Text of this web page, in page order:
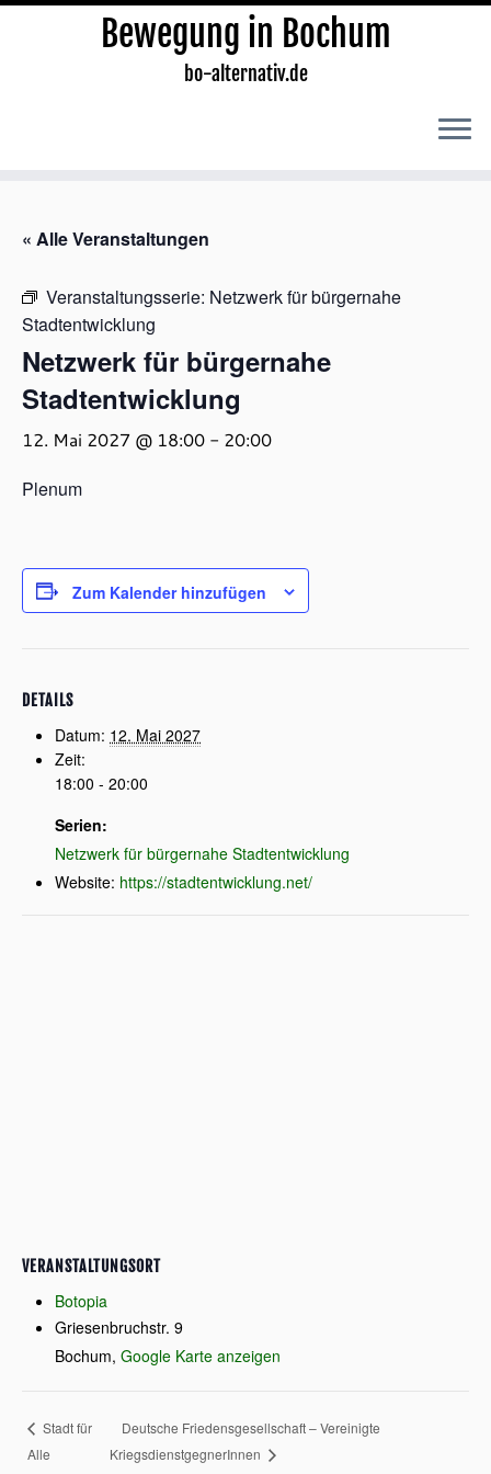
springen
Bewegung in Bochum
bo-alternativ.de
« Alle Veranstaltungen
Veranstaltungsserie: Netzwerk für bürgernahe
Stadtentwicklung
Netzwerk für bürgernahe
Stadtentwicklung
12. Mai 2027 @ 18:00 - 20:00
Plenum
Zum Kalender hinzufügen
DETAILS
Datum: 12. Mai 2027
Zeit:
18:00 - 20:00
Serien:
Netzwerk für bürgernahe Stadtentwicklung
Website: https://stadtentwicklung.net/
VERANSTALTUNGSORT
Botopia
Griesenbruchstr. 9
Bochum, Google Karte anzeigen
Stadt für
Alle
Deutsche Friedensgesellschaft – Vereinigte
KriegsdienstgegnerInnen